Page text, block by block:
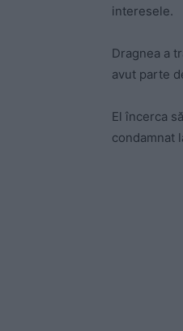
interesele.
Dragnea a
avut parte
El încerca
condamnat